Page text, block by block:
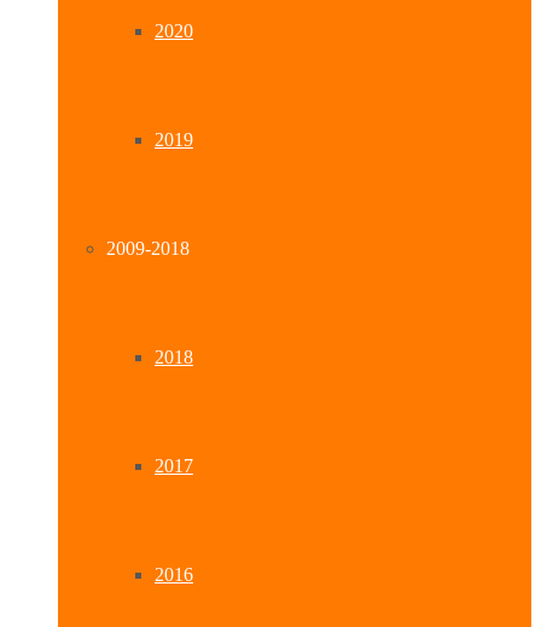
2020
2019
2009-2018
2018
2017
2016